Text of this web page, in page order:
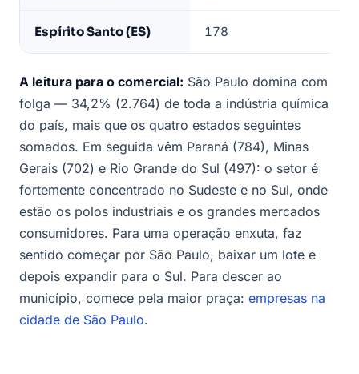
Espírito Santo (ES) 178
A leitura para o comercial: São Paulo domina com
folga — 34,2% (2.764) de toda a indústria química
do país, mais que os quatro estados seguintes
somados. Em seguida vêm Paraná (784), Minas
Gerais (702) e Rio Grande do Sul (497): o setor é
fortemente concentrado no Sudeste e no Sul, onde
estão os polos industriais e os grandes mercados
consumidores. Para uma operação enxuta, faz
sentido começar por São Paulo, baixar um lote e
depois expandir para o Sul. Para descer ao
município, comece pela maior praça: empresas na
cidade de São Paulo.